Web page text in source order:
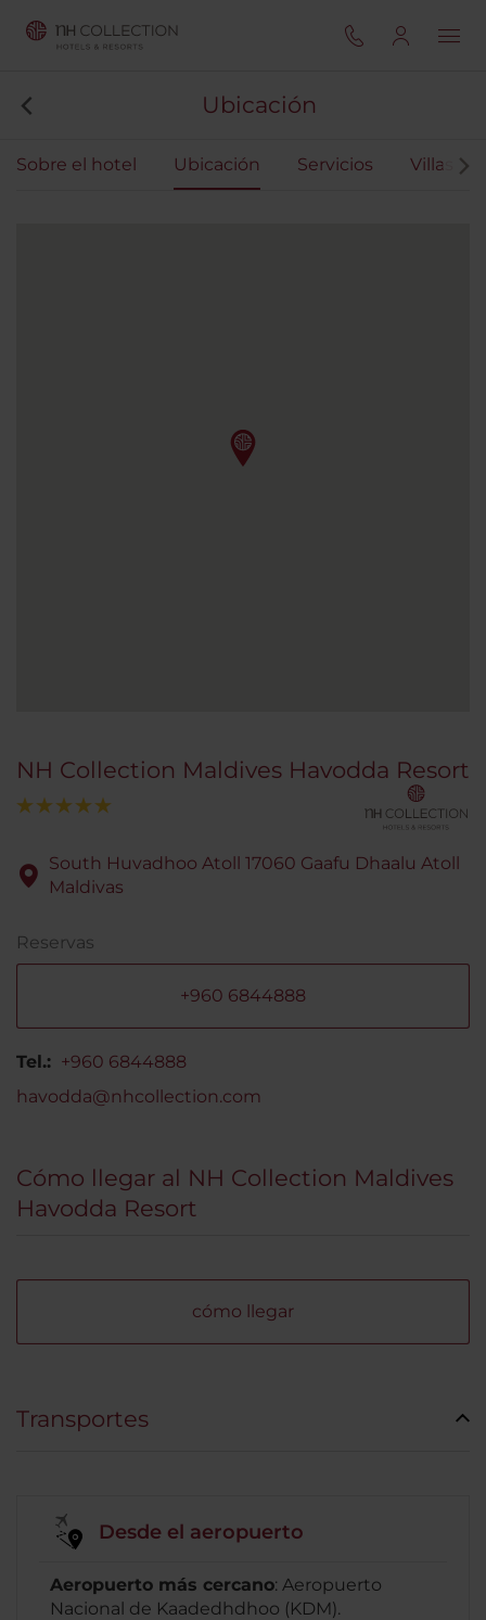
Ubicación
Sobre el hotel Ubicación Servicios Villas
NH Collection Maldives Havodda Resort
South Huvadhoo Atoll 17060 Gaafu Dhaalu Atoll
Maldivas
Reservas
+960 6844888
Tel.: +960 6844888
havodda@nhcollection.com
Cómo llegar al NH Collection Maldives
Havodda Resort
cómo llegar
Transportes
Desde el aeropuerto
Aeropuerto más cercano: Aeropuerto
Nacional de Kaadedhdhoo (KDM).